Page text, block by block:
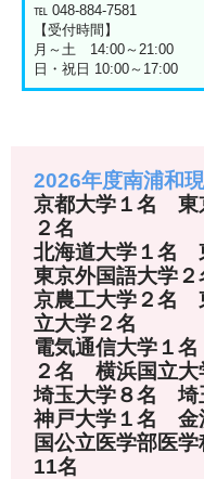
℡ 048-884-7581
【受付時間】
月～土 14:00～21:00
日・祝日 10:00～17:00
2026年度南浦和
京都大学１名 東
２名
北海道大学１名
東京外国語大学
京農工大学２名
立大学２名
電気通信大学１
２名 横浜国立大
埼玉大学８名 埼
神戸大学１名 金
国公立医学部医
11名